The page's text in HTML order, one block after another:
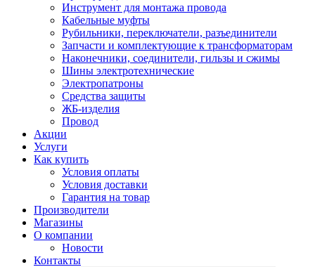
Инструмент для монтажа провода
Кабельные муфты
Рубильники, переключатели, разъединители
Запчасти и комплектующие к трансформаторам
Наконечники, соединители, гильзы и сжимы
Шины электротехнические
Электропатроны
Средства защиты
ЖБ-изделия
Провод
Акции
Услуги
Как купить
Условия оплаты
Условия доставки
Гарантия на товар
Производители
Магазины
О компании
Новости
Контакты